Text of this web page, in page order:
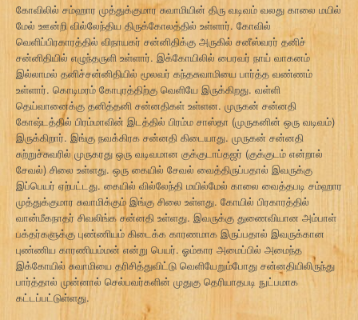
கோவிலில் சம்ஹார முத்துக்குமார சுவாமியின் திரு வடிவம் வலது காலை மயில்
மேல் ஊன்றி வில்லேந்திய திருக்கோலத்தில் உள்ளார். கோவில்
வெளிப்பிரகாரத்தில் விநாயகர் சன்னிதிக்கு அருகில் சனீஸ்வரர் தனிச்
சன்னிதியில் எழுந்தருளி உள்ளார். இக்கோயிலில் பைரவர் நாய் வாகனம்
இல்லாமல் தனிச்சன்னிதியில் மூலவர் கந்தசுவாமியை பார்த்த வண்ணம்
உள்ளார். கொடிமரம் கோபுரத்திற்கு வெளியே இருக்கிறது. வள்ளி
தெய்வானைக்கு தனித்தனி சன்னதிகள் உள்ளன. முருகன் சன்னதி
கோஷ்டத்தில் பிரம்மாவின் இடத்தில் பிரம்ம சாஸ்தா (முருகனின் ஒரு வடிவம்)
இருக்கிறார். இங்கு நவக்கிரக சன்னதி கிடையாது. முருகன் சன்னதி
சுற்றுச்சுவரில் முருகரது ஒரு வடிவமான குக்குடாப்தஜர் (குக்குடம் என்றால்
சேவல்) சிலை உள்ளது. ஒரு கையில் சேவல் வைத்திருப்பதால் இவருக்கு
இப்பெயர் ஏற்பட்டது. கையில் வில்லேந்தி மயில்மேல் காலை வைத்தபடி சம்ஹார
முத்துக்குமார சுவாமிக்கும் இங்கு சிலை உள்ளது. கோயில் பிரகாரத்தில்
வான்மீகநாதர் சிவலிங்க சன்னதி உள்ளது. இவருக்கு துணைவியான அம்பாள்
பக்தர்களுக்கு புண்ணியம் கிடைக்க காரணமாக இருப்பதால் இவருக்கான
புண்ணிய காரணியம்மன் என்று பெயர். ஓம்கார அமைப்பில் அமைந்த
இக்கோயில் சுவாமியை தரிசித்துவிட்டு வெளியேறும்போது சன்னதியிலிருந்து
பார்த்தால் முன்னால் செல்பவர்களின் முதுகு தெரியாதபடி நுட்பமாக
கட்டப்பட்டுள்ளது.